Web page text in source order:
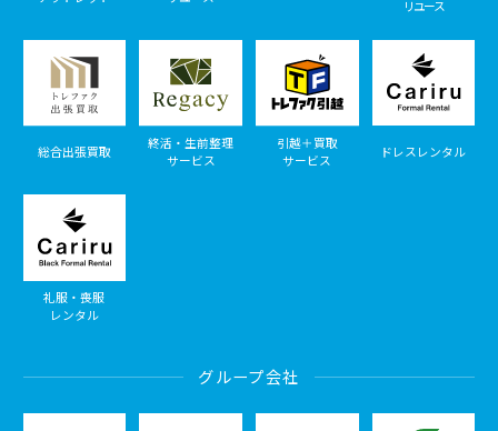
リユース
総合出張買取
終活・生前整理
サービス
引越＋買取
サービス
ドレスレンタル
礼服・喪服
レンタル
グループ会社